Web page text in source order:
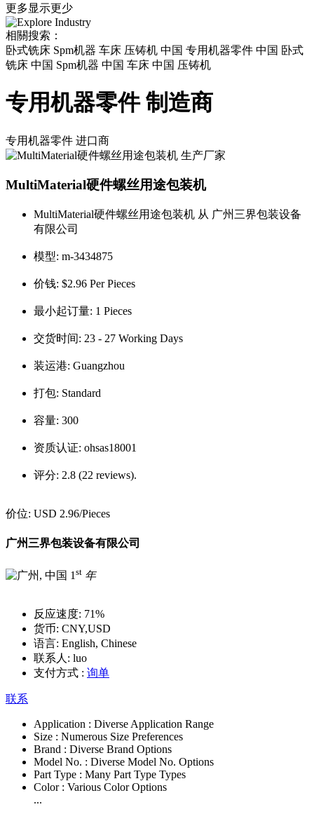
更多显示更少
相關搜索：
卧式铣床 Spm机器 车床 压铸机 中国 专用机器零件 中国 卧式
铣床 中国 Spm机器 中国 车床 中国 压铸机
专用机器零件 制造商
专用机器零件 进口商
MultiMaterial硬件螺丝用途包装机
MultiMaterial硬件螺丝用途包装机 从 广州三界包装设备
有限公司
模型: m-3434875
价钱: $2.96 Per Pieces
最小起订量: 1 Pieces
交货时间: 23 - 27 Working Days
装运港: Guangzhou
打包: Standard
容量: 300
资质认证: ohsas18001
评分: 2.8 (22 reviews).
价位: USD 2.96/Pieces
广州三界包装设备有限公司
1 st 年
反应速度: 71%
货币: CNY,USD
语言: English, Chinese
联系人: luo
支付方式 : 询单
联系
Application : Diverse Application Range
Size : Numerous Size Preferences
Brand : Diverse Brand Options
Model No. : Diverse Model No. Options
Part Type : Many Part Type Types
Color : Various Color Options
...